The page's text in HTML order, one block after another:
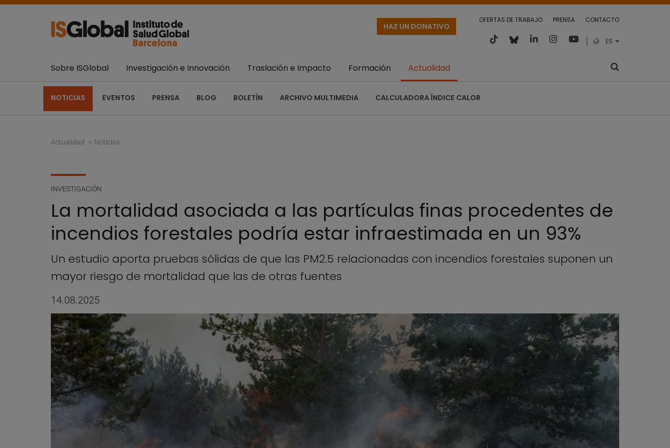
OFERTAS DE TRABAJO PRENSA CONTACTO
ES
HAZ UN DONATIVO
Sobre ISGlobal Investigación e Innovación Traslación e Impacto Formación Actualidad
NOTICIAS EVENTOS PRENSA BLOG BOLETÍN ARCHIVO MULTIMEDIA CALCULADORA ÍNDICE CALOR
Actualidad Noticias
INVESTIGACIÓN
La mortalidad asociada a las partículas finas procedentes de
incendios forestales podría estar infraestimada en un 93%
Un estudio aporta pruebas sólidas de que las PM2.5 relacionadas con incendios forestales suponen un
mayor riesgo de mortalidad que las de otras fuentes
14.08.2025